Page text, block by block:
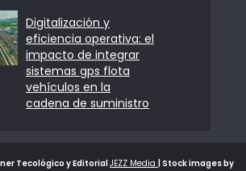
Digitalización y
eficiencia operativa: el
impacto de integrar
sistemas gps flota
vehículos en la
cadena de suministro
Tecológico y EditorialJEZZ Media | Stock images by